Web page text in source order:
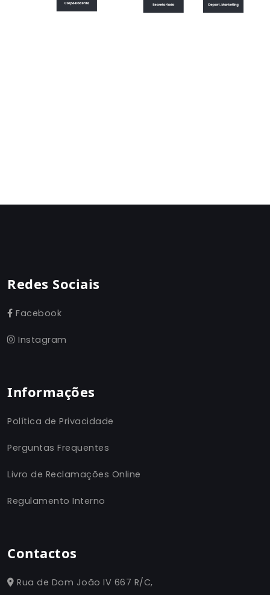
Redes Sociais
Facebook
Instagram
Informações
Política de Privacidade
Perguntas Frequentes
Livro de Reclamações Online
Regulamento Interno
Contactos
Rua de Dom João IV 667 R/C,